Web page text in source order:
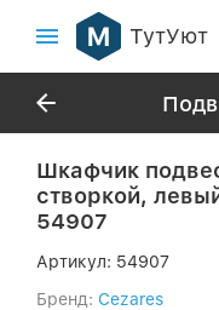
ТутУют
Шкафчик
створкой,
54907
Артикул: 54907
Бренд: Cezares